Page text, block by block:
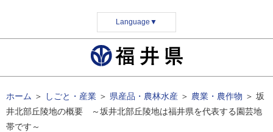
Language ▼
ホーム ＞ しごと・産業 ＞ 県産品・農林水産 ＞ 農業・農作物 ＞ 坂
井北部丘陵地の概要 ～坂井北部丘陵地は福井県を代表する園芸地
帯です～